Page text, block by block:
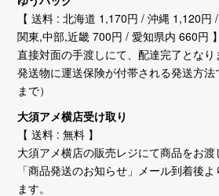
【 送料 : 北海道 1,170円 / 沖縄 1,120
関東,中部,近畿 700円 / 愛知県内 660円 】
直接対面の手渡しにて、配達完了となり
発送物に運送保険が付帯される発送方
まで）
大須アメ横店受け取り
【 送料 : 無料 】
大須アメ横店の販売レジにて商品をお渡
「商品発送のお知らせ」メール到着後
ます。